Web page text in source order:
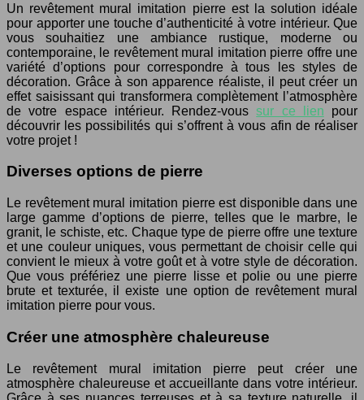
Un revêtement mural imitation pierre est la solution idéale
pour apporter une touche d’authenticité à votre intérieur. Que
vous souhaitiez une ambiance rustique, moderne ou
contemporaine, le revêtement mural imitation pierre offre une
variété d’options pour correspondre à tous les styles de
décoration. Grâce à son apparence réaliste, il peut créer un
effet saisissant qui transformera complètement l’atmosphère
de votre espace intérieur. Rendez-voussur ce lien pour
découvrir les possibilités qui s’offrent à vous afin de réaliser
votre projet !
Diverses options de pierre
Le revêtement mural imitation pierre est disponible dans une
large gamme d’options de pierre, telles que le marbre, le
granit, le schiste, etc. Chaque type de pierre offre une texture
et une couleur uniques, vous permettant de choisir celle qui
convient le mieux à votre goût et à votre style de décoration.
Que vous préfériez une pierre lisse et polie ou une pierre
brute et texturée, il existe une option de revêtement mural
imitation pierre pour vous.
Créer une atmosphère chaleureuse
Le revêtement mural imitation pierre peut créer une
atmosphère chaleureuse et accueillante dans votre intérieur.